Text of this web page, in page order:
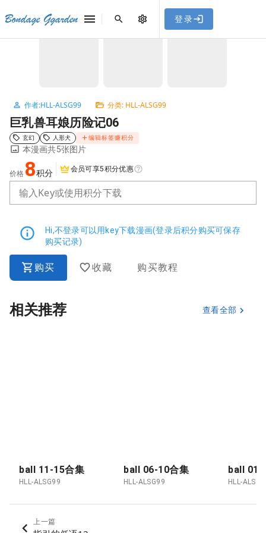
，使用遇到
问题请联系客服。
Bondage Ggarden 登录
首页 / HLL-ALSG99 / 巨乳兽耳娘历险记06
作者:HLL-ALSG99 分类: HLL-ALSG99
巨乳兽耳娘历险记06
玄幻 人形犬 编辑标签赚积分
本漫画共5张图片
价格 8积分 会员可享5积分优惠
输入Key或使用积分下载
Hi,不登录可以用key下载漫画(登录后积分购买可保存
购买记录)
购买 收藏 购买教程
相关推荐 查看全部
ball 11-15合集
HLL-ALSG99
ball 06-10合集
HLL-ALSG99
ball 01-
HLL-
上一篇